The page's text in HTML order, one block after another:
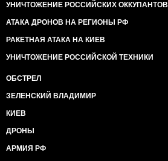
УНИЧТОЖЕНИЕ РОССИЙСКИХ ОККУПАНТОВ
АТАКА ДРОНОВ НА РЕГИОНЫ РФ
РАКЕТНАЯ АТАКА НА КИЕВ
УНИЧТОЖЕНИЕ РОССИЙСКОЙ ТЕХНИКИ
ОБСТРЕЛ
ЗЕЛЕНСКИЙ ВЛАДИМИР
КИЕВ
ДРОНЫ
АРМИЯ РФ